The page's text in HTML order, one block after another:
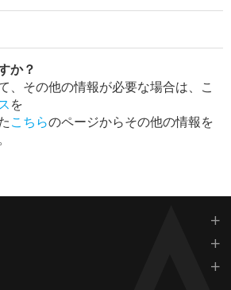
か？
、その他の情報が必要な場合は、こ
を
こちらのページからその他の情報を